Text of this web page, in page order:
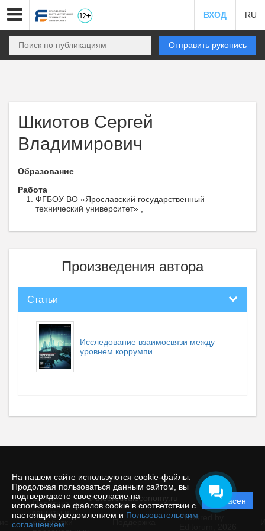
На нашем сайте используются cookie-файлы.
Продолжая пользоваться данным сайтом, вы
подтверждаете свое согласие на
использование файлов cookie в соответствии с
настоящим уведомлением и Пользовательским
соглашением
Согласен
ВХОД RU
Отправить рукопись
Шкиотов Сергей
Владимирович
Образование
Работа
ФГБОУ ВО «Ярославский государственный
технический университет» ,
Произведения автора
Статьи
Исследование взаимосвязи между
уровнем коррумпи...
© theoreticaleconomy.ru
Политика
защиты и
обработки
Powered by